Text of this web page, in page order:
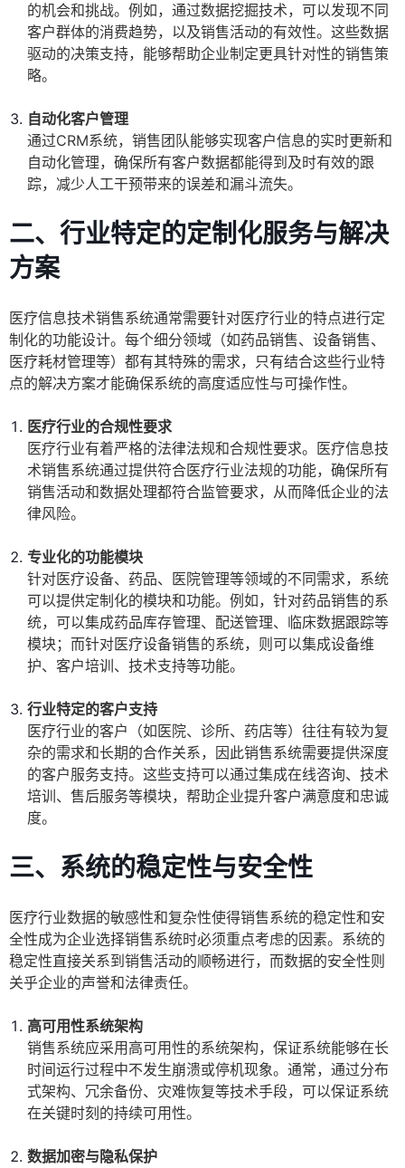
的机会和挑战。例如，通过数据挖掘技术，可以发现不同
客户群体的消费趋势，以及销售活动的有效性。这些数据
驱动的决策支持，能够帮助企业制定更具针对性的销售策
略。
自动化客户管理
通过CRM系统，销售团队能够实现客户信息的实时更新和
自动化管理，确保所有客户数据都能得到及时有效的跟
踪，减少人工干预带来的误差和漏斗流失。
二、行业特定的定制化服务与解决
方案
医疗信息技术销售系统通常需要针对医疗行业的特点进行定
制化的功能设计。每个细分领域（如药品销售、设备销售、
医疗耗材管理等）都有其特殊的需求，只有结合这些行业特
点的解决方案才能确保系统的高度适应性与可操作性。
医疗行业的合规性要求
医疗行业有着严格的法律法规和合规性要求。医疗信息技
术销售系统通过提供符合医疗行业法规的功能，确保所有
销售活动和数据处理都符合监管要求，从而降低企业的法
律风险。
专业化的功能模块
针对医疗设备、药品、医院管理等领域的不同需求，系统
可以提供定制化的模块和功能。例如，针对药品销售的系
统，可以集成药品库存管理、配送管理、临床数据跟踪等
模块；而针对医疗设备销售的系统，则可以集成设备维
护、客户培训、技术支持等功能。
行业特定的客户支持
医疗行业的客户（如医院、诊所、药店等）往往有较为复
杂的需求和长期的合作关系，因此销售系统需要提供深度
的客户服务支持。这些支持可以通过集成在线咨询、技术
培训、售后服务等模块，帮助企业提升客户满意度和忠诚
度。
三、系统的稳定性与安全性
医疗行业数据的敏感性和复杂性使得销售系统的稳定性和安
全性成为企业选择销售系统时必须重点考虑的因素。系统的
稳定性直接关系到销售活动的顺畅进行，而数据的安全性则
关乎企业的声誉和法律责任。
高可用性系统架构
销售系统应采用高可用性的系统架构，保证系统能够在长
时间运行过程中不发生崩溃或停机现象。通常，通过分布
式架构、冗余备份、灾难恢复等技术手段，可以保证系统
在关键时刻的持续可用性。
数据加密与隐私保护